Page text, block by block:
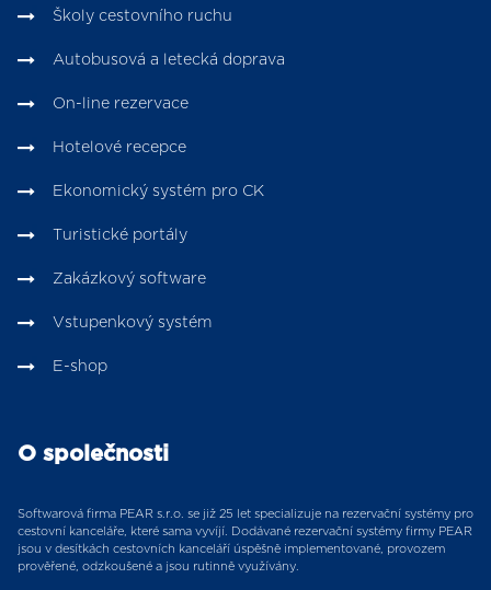
Školy cestovního ruchu
Autobusová a letecká doprava
On-line rezervace
Hotelové recepce
Ekonomický systém pro CK
Turistické portály
Zakázkový software
Vstupenkový systém
E-shop
O společnosti
Softwarová firma PEAR s.r.o. se již 25 let specializuje na rezervační systémy pro
cestovní kanceláře, které sama vyvíjí. Dodávané rezervační systémy firmy PEAR
jsou v desítkách cestovních kanceláří úspěšně implementované, provozem
prověřené, odzkoušené a jsou rutinně využívány.